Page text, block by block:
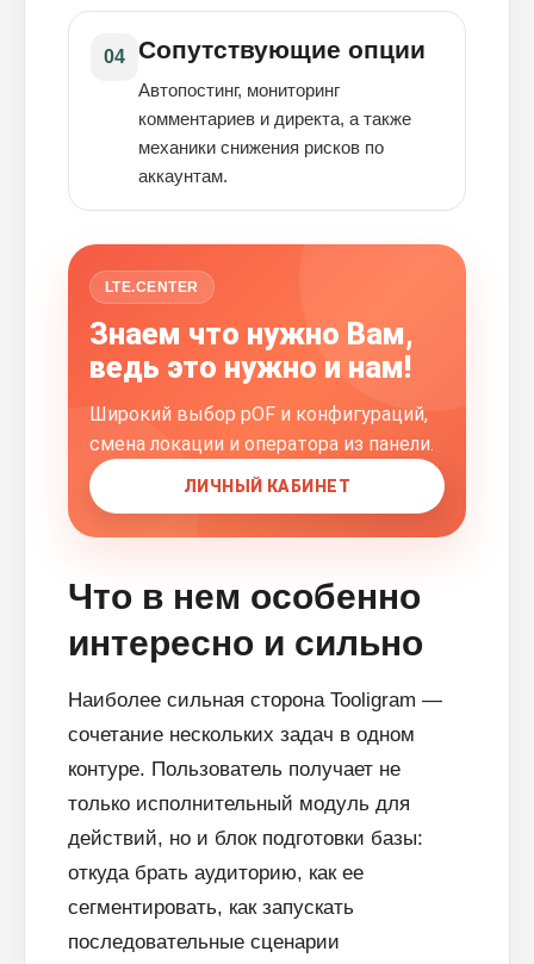
04 Сопутствующие опции
Автопостинг, мониторинг
комментариев и директа, а также
механики снижения рисков по
аккаунтам.
LTE.CENTER
Знаем что нужно Вам,
ведь это нужно и нам!
Широкий выбор pOF и конфигураций,
смена локации и оператора из панели.
ЛИЧНЫЙ КАБИНЕТ
Что в нем особенно
интересно и сильно
Наиболее сильная сторона Tooligram —
сочетание нескольких задач в одном
контуре. Пользователь получает не
только исполнительный модуль для
действий, но и блок подготовки базы:
откуда брать аудиторию, как ее
сегментировать, как запускать
последовательные сценарии